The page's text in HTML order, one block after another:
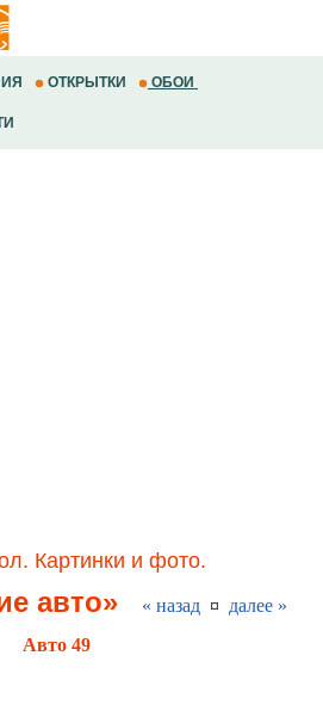
ОТКРЫТКИ ОБОИ
Картинки и фото.
авто» « назад¤ далее »
Авто 49